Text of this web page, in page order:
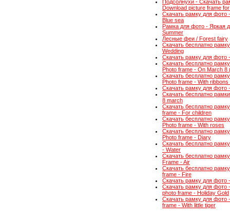
Подсолнухи - Скачать
Download picture frame
Скачать рамку для фото
Blue sea
Рамка для фото - Яркая
Summer
Лесные феи / Forest fairy
Скачать бесплатно
Wedding
Скачать рамку для фото
Скачать бесплатно
Photo frame - On March 8
Скачать бесплатно
Photo frame - With
Скачать рамку для фото
Скачать бесплатно
8 march
Скачать бесплатно
frame - For children
Скачать бесплатно
Photo frame - With roses
Скачать бесплатно
Photo frame - Diary
Скачать бесплатно
- Water
Скачать бесплатно
Frame - Air
Скачать бесплатно
frame - Fire
Скачать рамку для фото
Скачать рамку для фото
photo frame - Holiday Gold
Скачать рамку для фото
frame - With little tiger